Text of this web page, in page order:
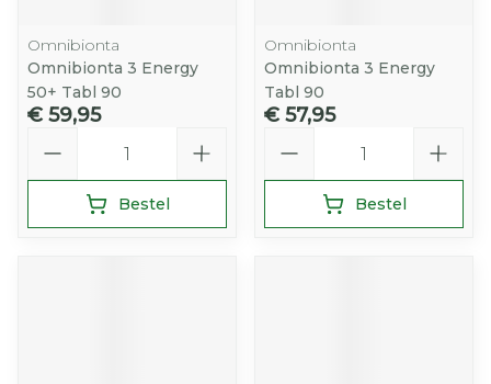
Omnibionta
Omnibionta 3 Energy
50+ Tabl 90
€ 59,95
Bestel
Omnibionta
Omnibionta 3 Energy
Tabl 90
€ 57,95
Bestel